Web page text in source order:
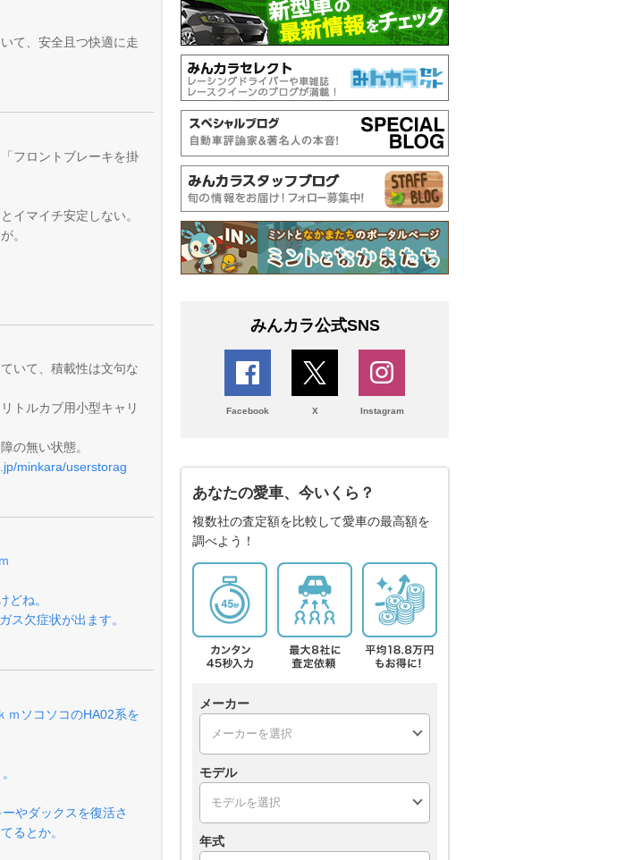
て、安全且つ快適に走
フロントブレーキを掛
イマイチ安定しない。
。
いて、積載性は文句な
トルカブ用小型キャリ
の無い状態。
minkara/userstorag
どね。
ス欠症状が出ます。
ｍソコソコのHA02系を
やダックスを復活さ
るとか。
みんカラ公式SNS
Facebook X Instagram
あなたの愛車、今いくら？
複数社の査定額を比較して愛車の最高額を
調べよう！
メーカー
モデル
年式